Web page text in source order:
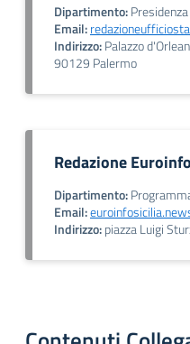
Dipartimento:
Email:
Indirizzo:Palazzo
90129 Palermo
Redazione
Dipartimento:
Email:
Indirizzo:piazza Luigi